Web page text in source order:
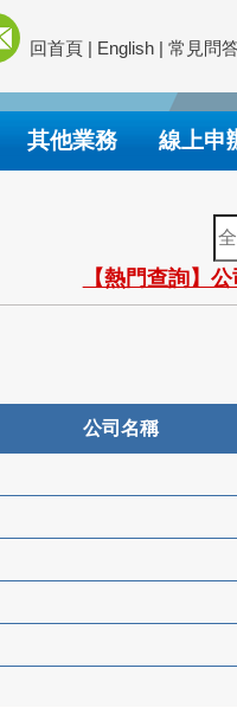
回首頁 | English | 常見問
其他業務 線上申
全
站
檢
索
【熱門查詢】
公司名稱